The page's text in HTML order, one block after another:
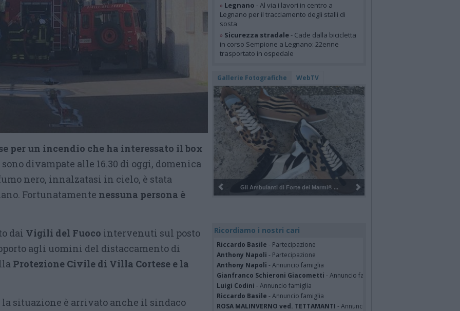
per un incendio che ha interessato il box
sono divampate alle 16.30 di oggi, domenica
nero, innalzatasi in cielo, è stata
Fortunatamente nessuna persona è
dai Vigili del Fuoco intervenuti sul posto
agli uomini del distaccamento di
Protezione Civile di Villa Cortese e la
situazione è arrivato anche il sindaco
» Legnano - Al via i lavori in centro a
Legnano per il tracciamento degli stalli di
sosta
» Sicurezza stradale- Cade dalla bicicletta
in corso Sempione a Legnano: 22enne
trasportato in ospedale
Gallerie Fotografiche WebTV
Pulizia del bosco del Rugareto a ...
Ricordiamo i nostri cari
Riccardo Basile - Partecipazione
Anthony Napoli - Partecipazione
Anthony Napoli - Annuncio famiglia
Gianfranco Schieroni Giacometti - Annuncio famiglia
Luigi Codini - Annuncio famiglia
Riccardo Basile - Annuncio famiglia
ROSA MALINVERNO ved. TETTAMANTI - Annuncio famiglia